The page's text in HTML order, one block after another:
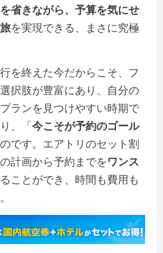
省きながら、予算を気にせ
を実現できる、まさに究極
を終えた今だからこそ、フ
択肢が豊富にあり、自分の
ランを見つけやすい時期で
、「今こそが予約のゴール
のです。エアトリのセット割
計画から予約までをワンス
ことができ、時間も費用も